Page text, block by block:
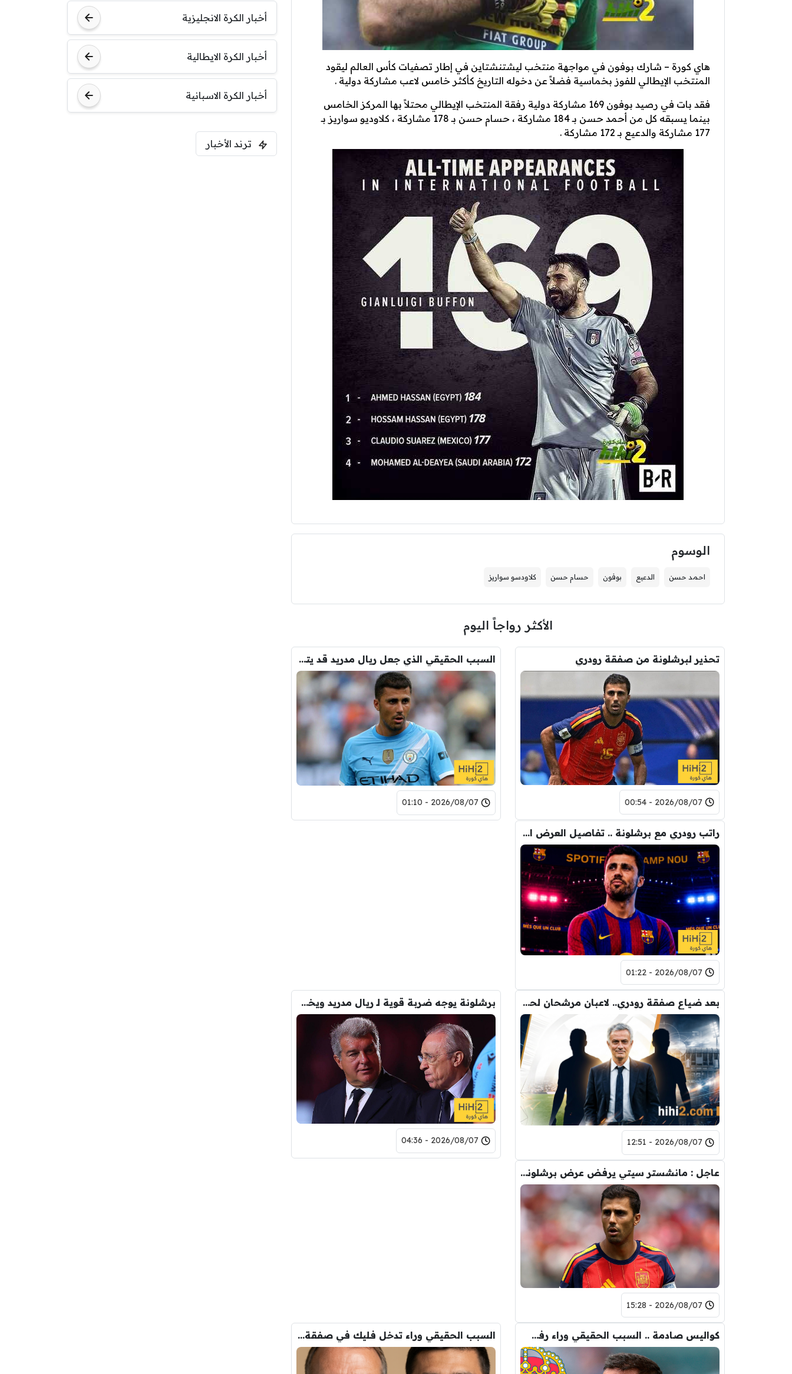
هاي كورة – شارك بوفون في مواجهة منتخب ليشتنشتاين في إطار تصفيات كأس العالم ليقود
المنتخب الإيطالي للفوز بخماسية فضلاً عن دخوله التاريخ كأكثر خامس لاعب مشاركة دولية .
فقد بات في رصيد بوفون 169 مشاركة دولية رفقة المنتخب الإيطالي محتلاً بها المركز الخامس
بينما يسبقه كل من أحمد حسن بـ 184 مشاركة ، حسام حسن بـ 178 مشاركة ، كلاوديو سواريز بـ
177 مشاركة والدعيع بـ 172 مشاركة .
الوسوم
احمد حسن الدعيع بوفون حسام حسن كلاودسو سواريز
الأكثر رواجاً اليوم
تحذير لبرشلونة من صفقة رودري
2026/08/07 - 00:54
السبب الحقيقي الذي جعل ريال مدريد قد يتنازل لبرشلونة عن رودري
2026/08/07 - 01:10
راتب رودري مع برشلونة .. تفاصيل العرض الأول
2026/08/07 - 01:22
بعد ضياع صفقة رودري.. لاعبان مرشحان لحل أزمة ريال مدريد
2026/08/07 - 12:51
برشلونة يوجه ضربة قوية لـ ريال مدريد ويخفي صفقته التاريخية
2026/08/07 - 04:36
عاجل : مانشستر سيتي يرفض عرض برشلونة الاول لضم رودري.. ويسخر من قيمته
2026/08/07 - 15:28
كواليس صادمة .. السبب الحقيقي وراء رفض رودري لريال مدريد السبب الحقيقي وراء تدخل فليك في صفقة رودري
اودينيزي برشلونة
أخبار الكرة الانجليزية
أخبار الكرة الايطالية
أخبار الكرة الاسبانية
ترند الأخبار